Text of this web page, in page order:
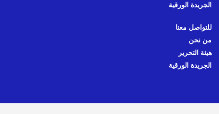
الجريدة الورقية
للتواصل معنا
من نحن
هيئة التحرير
الجريدة الورقية